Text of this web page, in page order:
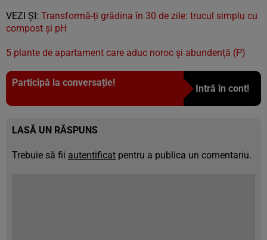
VEZI ȘI: Transformă-ți grădina în 30 de zile: trucul simplu cu
compost și pH
5 plante de apartament care aduc noroc și abundență (P)
Participă la conversație!
Intră în cont!
LASĂ UN RĂSPUNS
Trebuie să fii autentificat pentru a publica un comentariu.